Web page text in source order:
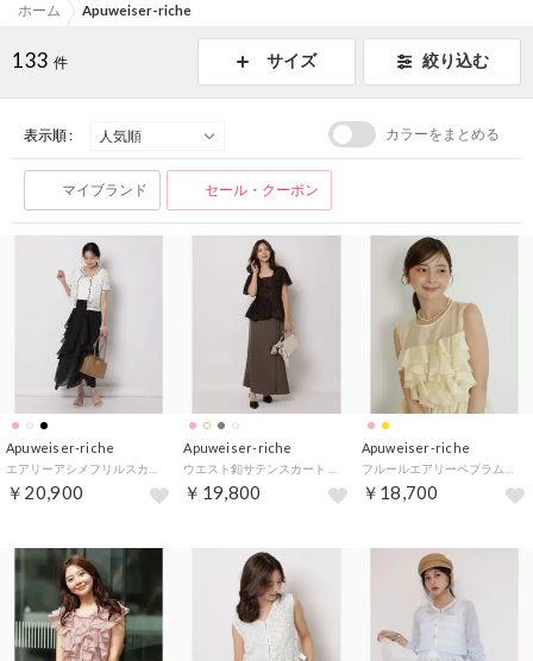
ホーム Apuweiser-riche
133 件 サイズ 絞り込む
表示順 : カラーをまとめる
マイブランド セール・クーポン
Apuweiser-riche
￥20,900
Apuweiser-riche
￥19,800
Apuweiser-riche
￥18,700